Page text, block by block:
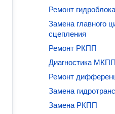
Ремонт гидроблока
Замена главного
сцепления
Ремонт РКПП
Диагностика МКПП
Ремонт
Замена
Замена РКПП